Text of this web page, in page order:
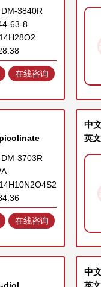
3840R
63-8
在线咨询
3703R
在线咨询
中
英
中